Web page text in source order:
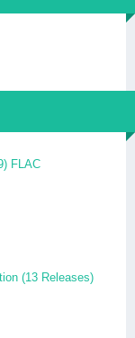
FLAC
(13 Releases)